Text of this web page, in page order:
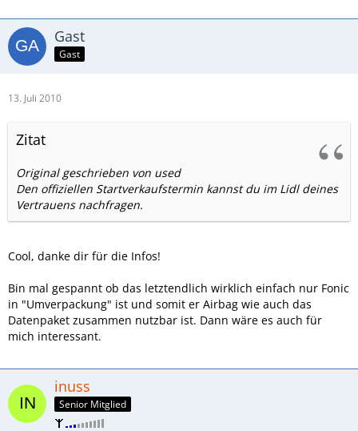
Gast
Gast
13. Juli 2010
Zitat
Original geschrieben von used
Den offiziellen Startverkaufstermin kannst du im Lidl deines
Vertrauens nachfragen.
Cool, danke dir für die Infos!
Bin mal gespannt ob das letztendlich wirklich einfach nur Fonic
in "Umverpackung" ist und somit er Airbag wie auch das
Datenpaket zusammen nutzbar ist. Dann wäre es auch für
mich interessant.
inuss
Senior Mitglied